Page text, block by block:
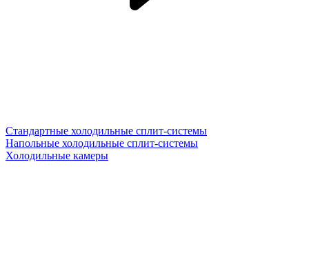
Стандартные холодильные сплит-системы
Напольные холодильные сплит-системы
Холодильные камеры